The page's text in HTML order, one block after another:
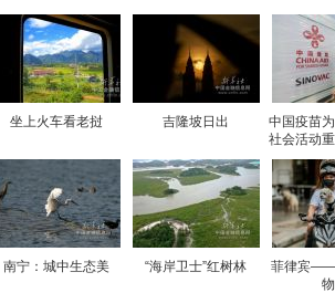
坐上火车看老挝 吉隆坡日出
中国疫苗
社会活动
南宁：城中生态美 “海岸卫士”红树林
菲律宾